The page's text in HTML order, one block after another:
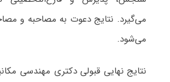
می‌گیرد. نتایج دعوت به مصاحبه و
می‌شود.
نتایج نهایی قبولی دکتری مهندسی